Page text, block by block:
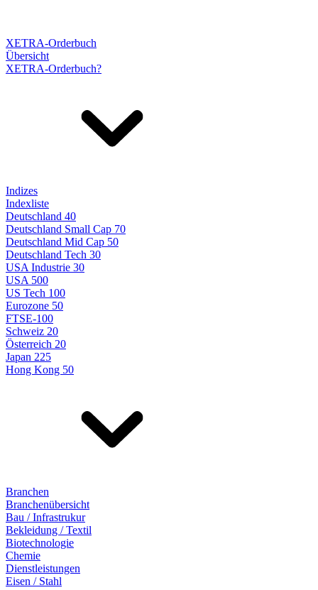
XETRA-Orderbuch
Übersicht
XETRA-Orderbuch?
Indizes
Indexliste
Deutschland 40
Deutschland Small Cap 70
Deutschland Mid Cap 50
Deutschland Tech 30
USA Industrie 30
USA 500
US Tech 100
Eurozone 50
FTSE-100
Schweiz 20
Österreich 20
Japan 225
Hong Kong 50
Branchen
Branchenübersicht
Bau / Infrastrukur
Bekleidung / Textil
Biotechnologie
Chemie
Dienstleistungen
Eisen / Stahl